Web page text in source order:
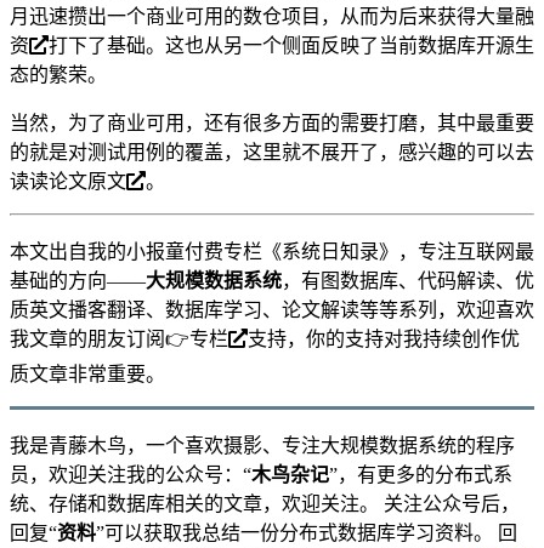
月迅速攒出一个商业可用的数仓项目，从而为后来获得大量融
资
打下了基础。这也从另一个侧面反映了当前数据库开源生
态的繁荣。
当然，为了商业可用，还有很多方面的需要打磨，其中最重要
的就是对测试用例的覆盖，这里就不展开了，感兴趣的可以去
读读论文原文 。
本文出自我的小报童付费专栏《系统日知录》，专注互联网最
基础的方向——大规模数据系统，有图数据库、代码解读、优
质英文播客翻译、数据库学习、论文解读等等系列，欢迎喜欢
我文章的朋友订阅👉专栏
支持，你的支持对我持续创作优
质文章非常重要。
我是青藤木鸟，一个喜欢摄影、专注大规模数据系统的程序
员，欢迎关注我的公众号：“木鸟杂记”，有更多的分布式系
统、存储和数据库相关的文章，欢迎关注。 关注公众号后，
回复“资料”可以获取我总结一份分布式数据库学习资料。 回